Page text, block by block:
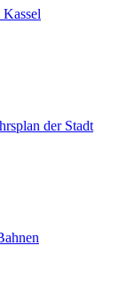
der Stadt